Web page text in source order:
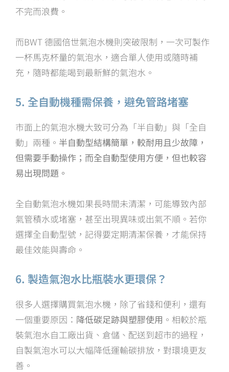
不完而浪費。
而BWT 德國倍世氣泡水機則突破限制，一次可製作
一杯馬克杯量的氣泡水，適合單人使用或隨時補
充，隨時都能喝到最新鮮的氣泡水。
5. 全自動機種需保養，避免管路堵塞
市面上的氣泡水機大致可分為「半自動」與「全自
動」兩種。 半自動型結構簡單，較耐用且少故障，
但需要手動操作；而全自動型使用方便，但也較容
易出現問題。
全自動氣泡水機如果長時間未清潔，可能導致內部
氣管積水或堵塞，甚至出現異味或出氣不順。若你
選擇全自動型號，記得要定期清潔保養，才能保持
最佳效能與壽命。
6. 製造氣泡水比瓶裝水更環保？
很多人選擇購買氣泡水機，除了省錢和便利，還有
一個重要原因： 降低碳足跡與塑膠使用 。相較於瓶
裝氣泡水自工廠出貨、倉儲、配送到超市的過程，
自製氣泡水可以大幅降低運輸碳排放，對環境更友
善。